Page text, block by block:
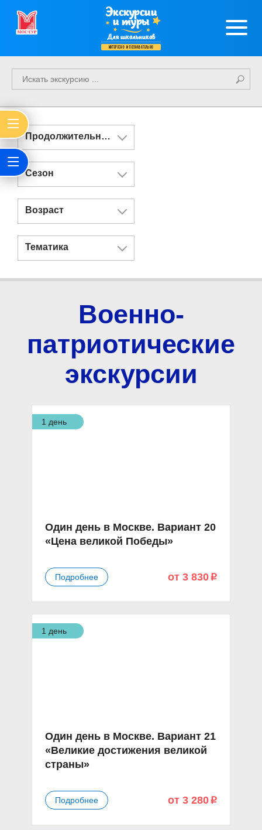
Экскурсии
и туры
Для школьников
интересно и познавательно
Продолжительность
Сезон
Возраст
Тематика
Военно-
патриотические
экскурсии
1 день
Один день в Москве. Вариант 20
«Цена великой Победы»
Подробнее от 3 830 p
1 день
Один день в Москве. Вариант 21
«Великие достижения великой
страны»
Подробнее от 3 280 p